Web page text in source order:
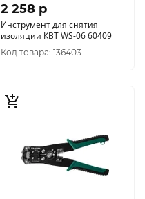
2 258 p
Инструмент для снятия
изоляции КВТ WS-06 60409
Код товара: 136403